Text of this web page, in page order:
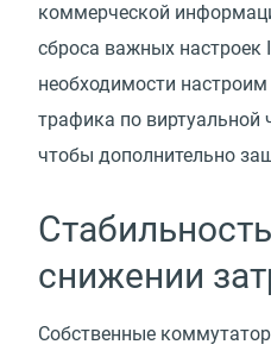
коммерческой
сброса важных настроек
необходимости
трафика по виртуальной
чтобы дополнительно
снижении
Собственные